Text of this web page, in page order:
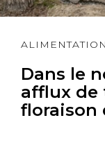
ALIMENTATION
Dans le
afflux de
floraison
Lire